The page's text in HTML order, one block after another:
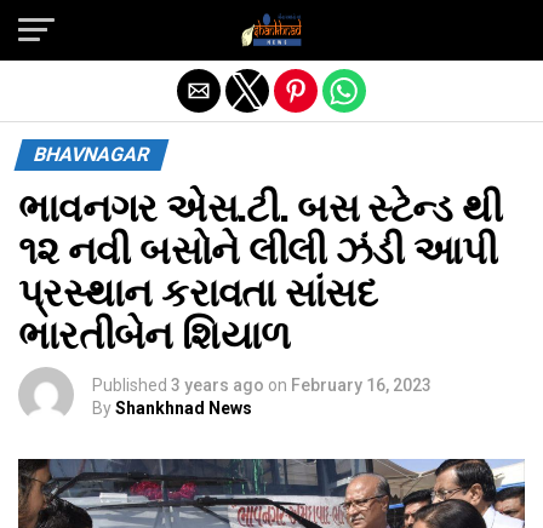
BHAVNAGAR
ભાવનગર એસ.ટી. બસ સ્ટેન્ડ થી
૧૨ નવી બસોને લીલી ઝંડી આપી
પ્રસ્થાન કરાવતા સાંસદ
ભારતીબેન શિયાળ
Published 3 years ago on February 16, 2023
ByShankhnad News
Exit mobile version